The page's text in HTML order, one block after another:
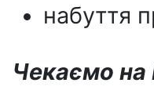
набуття
Чекаємо на